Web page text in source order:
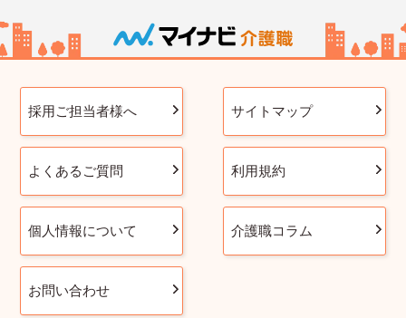
採用ご担当者様へ サイトマップ
よくあるご質問 利用規約
個人情報について 介護職コラム
お問い合わせ